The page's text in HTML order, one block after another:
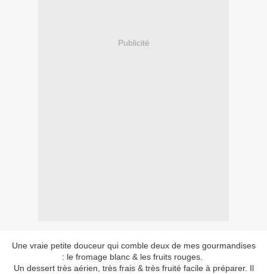
Publicité
Une vraie petite douceur qui comble deux de mes gourmandises
: le fromage blanc & les fruits rouges.
Un dessert très aérien, très frais & très fruité facile à préparer. Il